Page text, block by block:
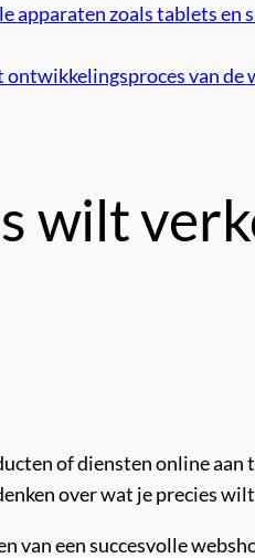
apparaten zoals tablets en
van
wilt
of diensten online
over wat je precies
van een succesvolle